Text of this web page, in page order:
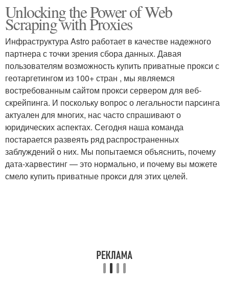
Прокси-сервера в веб-
скрейпинге
Веб-сайты при веб-
скрейпинге
Информация при веб-
скрейпинге
Unlocking the Power of Web
Scraping with Proxies
Инфраструктура Astro работает в качестве надежного
партнера с точки зрения сбора данных. Давая
пользователям возможность купить приватные прокси с
геотаргетингом из 100+ стран , мы являемся
востребованным сайтом прокси сервером для веб-
скрейпинга. И поскольку вопрос о легальности парсинга
актуален для многих, нас часто спрашивают о
юридических аспектах. Сегодня наша команда
постарается развеять ряд распространенных
заблуждений о них. Мы попытаемся объяснить, почему
дата-харвестинг — это нормально, и почему вы можете
смело купить приватные прокси для этих целей.